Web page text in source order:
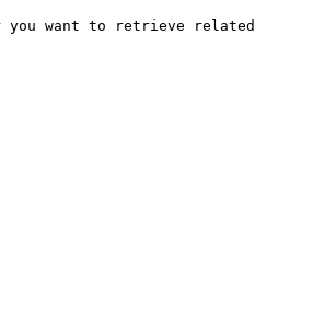
you want to retrieve related